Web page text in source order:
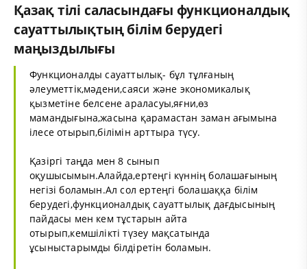
Қазақ тілі саласындағы функционалдық
сауаттылықтың білім берудегі
маңыздылығы
Функционалды сауаттылық- бұл тұлғаның
әлеуметтік,мәдени,саяси және экономикалық
қызметіне белсене араласуы,яғни,өз
мамандығына,жасына қарамастан заман ағымына
ілесе отырып,білімін арттыра түсу.
Қазіргі таңда мен 8 сынып
оқушысымын.Алайда,ертеңгі күннің болашағының
негізі боламын.Ал сол ертеңгі болашаққа білім
берудегі,функционалдық сауаттылық дағдысының
пайдасы мен кем тұстарын айта
отырып,кемшілікті түзеу мақсатында
ұсыныстарымды білдіретін боламын.